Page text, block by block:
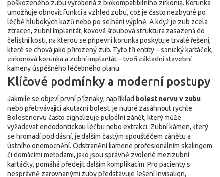
poškozeného zubu vyrobená z biokompatibilního zirkonia. Korunka
umožňuje obnovit funkci a vzhled zubu, což je často nezbytné po
léčbě hlubokých kazů nebo po selhání výplně. A když je zub zcela
ztracen, zubní implantát, kovová šroubová struktura zasazená do
čelistní kosti, na kterou se připevní korunka poskytuje trvalé řešení,
které se chová jako přirozený zub. Tyto tři entity – sonický kartáček,
zirkonová korunka a zubní implantát – tvoří základní stavební
kameny úspěšného léčebného plánu.
Klíčové podmínky a moderní postupy
Jakmile se objeví první příznaky, například bolest nervu v zubu
nebo přetrvávající akutační bolest, je nutné zasáhnout rychle.
Bolest nervu často signalizuje pulpální zánět, který může
vyžadovat endodontickou léčbu nebo extrakci. Zubní kámen, který
se hromadí pod dásní, je dalším častým spouštěčem zánětu a
ústního onemocnění. Odstranění kamene profesionálním skalingem
či domácími metodami, jako jsou správně zvolené mezizubní
kartáčky, pomáhá předejít dalším komplikacím. Pro pacienty s
nesprávně zarovnanými zuby představuje řešeníInvisalign,